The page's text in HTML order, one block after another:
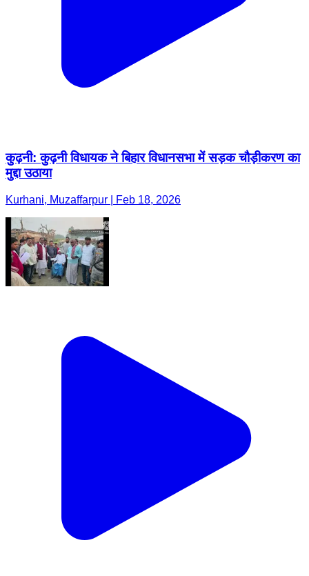
कुढ़नी: कुढ़नी विधायक ने बिहार विधानसभा में सड़क चौड़ीकरण का
मुद्दा उठाया
Kurhani, Muzaffarpur | Feb 18, 2026